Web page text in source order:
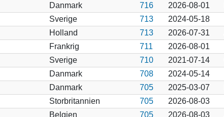
Danmark 716 2026-08-01
Sverige 713 2024-05-18
Holland 713 2026-07-31
Frankrig 711 2026-08-01
Sverige 710 2021-07-14
Danmark 708 2024-05-14
Danmark 705 2025-03-07
Storbritannien 705 2026-08-03
Belgien 705 2026-08-03